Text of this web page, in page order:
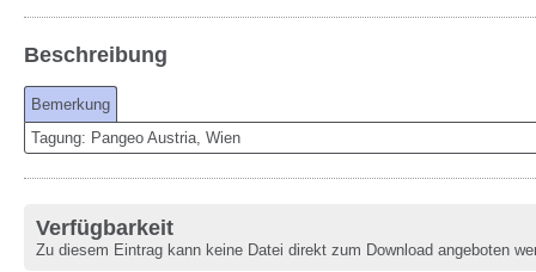
Beschreibung
Bemerkung
Tagung: Pangeo Austria, Wien
Verfügbarkeit
Zu diesem Eintrag kann keine Datei direkt zum Download angeboten